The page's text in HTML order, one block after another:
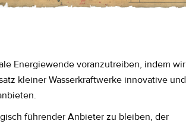
Energiewende voranzutreiben, indem wir
kleiner Wasserkraftwerke innovative und
führender Anbieter zu bleiben, der